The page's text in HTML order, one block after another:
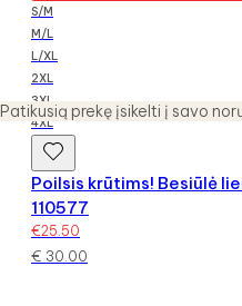
Patikusią prekę įsikelti į savo
S/M
M/L
L/XL
2XL
3XL
4XL
Poilsis krūtims! Besiūlė
110577
€25.50
€ 30.00